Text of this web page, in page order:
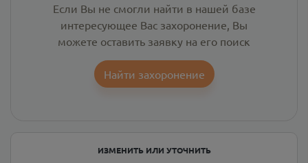
Если Вы не смогли найти в нашей базе
интересующее Вас захоронение, Вы
можете оставить заявку на его поиск
Найти захоронение
ИЗМЕНИТЬ ИЛИ УТОЧНИТЬ